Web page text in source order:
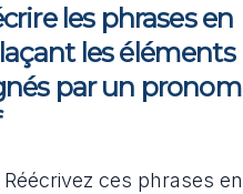
les phrases en
les éléments
par un pronom
Réécrivez ces phrases en